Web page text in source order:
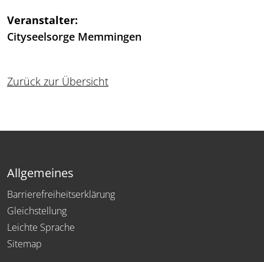
Veranstalter:
Cityseelsorge Memmingen
Zurück zur Übersicht
Allgemeines
Barrierefreiheitserklärung
Gleichstellung
Leichte Sprache
Sitemap